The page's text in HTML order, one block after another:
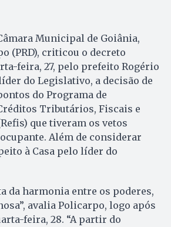
Municipal de Goiânia,
(PRD), criticou o decreto
feira, 27, pelo prefeito Rogério
líder do Legislativo, a decisão de
do Programa de
Tributários, Fiscais e
que tiveram os vetos
Além de considerar
à Casa pelo líder do
da harmonia entre os poderes,
avalia Policarpo, logo após
feira, 28. “A partir do